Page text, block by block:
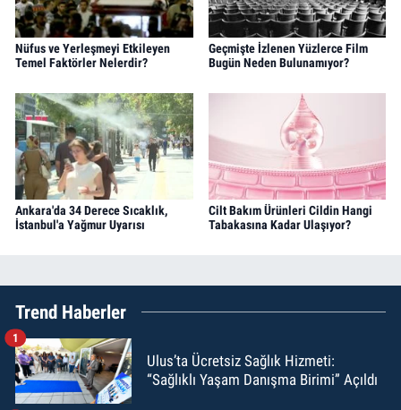
Nüfus ve Yerleşmeyi Etkileyen
Temel Faktörler Nelerdir?
Geçmişte İzlenen Yüzlerce Film
Bugün Neden Bulunamıyor?
Ankara'da 34 Derece Sıcaklık,
İstanbul'a Yağmur Uyarısı
Cilt Bakım Ürünleri Cildin Hangi
Tabakasına Kadar Ulaşıyor?
Trend Haberler
Ulus’ta Ücretsiz Sağlık Hizmeti:
“Sağlıklı Yaşam Danışma Birimi” Açıldı
1